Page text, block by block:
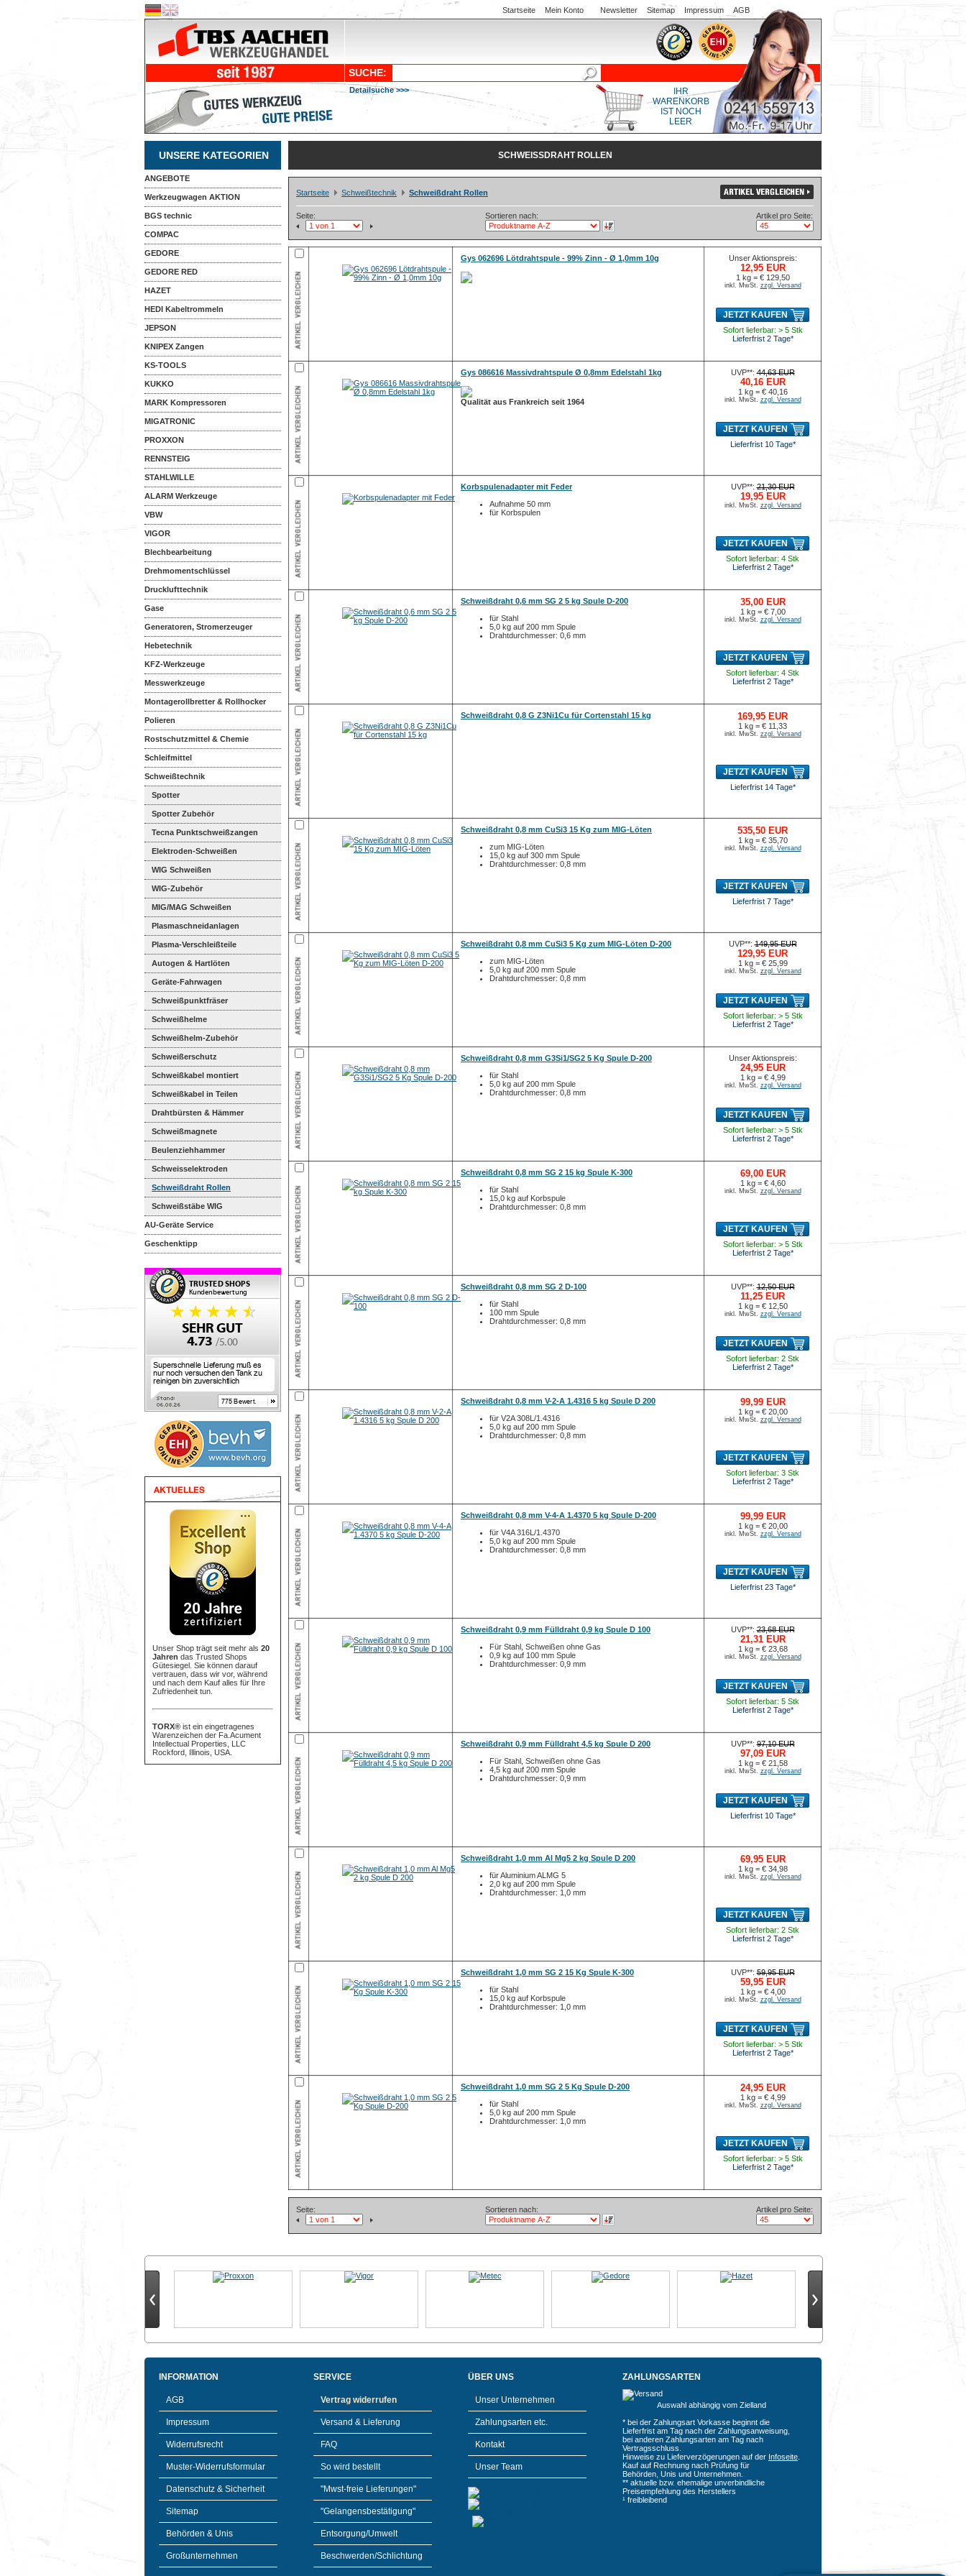
Startseite Mein Konto Newsletter Sitemap Impressum AGB
SUCHE:
Detailsuche >>>
IHR
WARENKORB
IST NOCH
LEER
UNSERE KATEGORIEN
ANGEBOTE
Werkzeugwagen AKTION
BGS technic
COMPAC
GEDORE
GEDORE RED
HAZET
HEDI Kabeltrommeln
JEPSON
KNIPEX Zangen
KS-TOOLS
KUKKO
MARK Kompressoren
MIGATRONIC
PROXXON
RENNSTEIG
STAHLWILLE
ALARM Werkzeuge
VBW
VIGOR
Blechbearbeitung
Drehmomentschlüssel
Drucklufttechnik
Gase
Generatoren, Stromerzeuger
Hebetechnik
KFZ-Werkzeuge
Messwerkzeuge
Montagerollbretter & Rollhocker
Polieren
Rostschutzmittel & Chemie
Schleifmittel
Schweißtechnik
Spotter
Spotter Zubehör
Tecna Punktschweißzangen
Elektroden-Schweißen
WIG Schweißen
WIG-Zubehör
MIG/MAG Schweißen
Plasmaschneidanlagen
Plasma-Verschleißteile
Autogen & Hartlöten
Geräte-Fahrwagen
Schweißpunktfräser
Schweißhelme
Schweißhelm-Zubehör
Schweißerschutz
Schweißkabel montiert
Schweißkabel in Teilen
Drahtbürsten & Hämmer
Schweißmagnete
Beulenziehhammer
Schweisselektroden
Schweißdraht Rollen
Schweißstäbe WIG
AU-Geräte Service
Geschenktipp
Unser Shop trägt seit mehr als 20
Jahren das Trusted Shops
Gütesiegel. Sie können darauf
vertrauen, dass wir vor, während
und nach dem Kauf alles für Ihre
Zufriedenheit tun.
TORX® ist ein eingetragenes
Warenzeichen der Fa.Acument
Intellectual Properties, LLC
Rockford, Illinois, USA.
SCHWEISSDRAHT ROLLEN
Startseite Schweißtechnik Schweißdraht Rollen
Seite: Sortieren nach: Artikel pro Seite:
Gys 062696 Lötdrahtspule - 99% Zinn - Ø 1,0mm 10g Unser Aktionspreis:
12,95 EUR
1 kg = € 129,50
inkl. MwSt. zzgl. Versand
JETZT KAUFEN
Sofort lieferbar: > 5 Stk
Lieferfrist 2 Tage*
Gys 086616 Massivdrahtspule Ø 0,8mm Edelstahl 1kg
Qualität aus Frankreich seit 1964
UVP**:44,63 EUR
40,16 EUR
1 kg = € 40,16
inkl. MwSt. zzgl. Versand
JETZT KAUFEN
Lieferfrist 10 Tage*
Korbspulenadapter mit Feder
Aufnahme 50 mm
für Korbspulen
UVP**:21,30 EUR
19,95 EUR
inkl. MwSt. zzgl. Versand
JETZT KAUFEN
Sofort lieferbar: 4 Stk
Lieferfrist 2 Tage*
Schweißdraht 0,6 mm SG 2 5 kg Spule D-200
für Stahl
5,0 kg auf 200 mm Spule
Drahtdurchmesser: 0,6 mm
35,00 EUR
1 kg = € 7,00
inkl. MwSt. zzgl. Versand
JETZT KAUFEN
Sofort lieferbar: 4 Stk
Lieferfrist 2 Tage*
Schweißdraht 0,8 G Z3Ni1Cu für Cortenstahl 15 kg 169,95 EUR
1 kg = € 11,33
inkl. MwSt. zzgl. Versand
JETZT KAUFEN
Lieferfrist 14 Tage*
Schweißdraht 0,8 mm CuSi3 15 Kg zum MIG-Löten
zum MIG-Löten
15,0 kg auf 300 mm Spule
Drahtdurchmesser: 0,8 mm
535,50 EUR
1 kg = € 35,70
inkl. MwSt. zzgl. Versand
JETZT KAUFEN
Lieferfrist 7 Tage*
Schweißdraht 0,8 mm CuSi3 5 Kg zum MIG-Löten D-200
zum MIG-Löten
5,0 kg auf 200 mm Spule
Drahtdurchmesser: 0,8 mm
UVP**:149,95 EUR
129,95 EUR
1 kg = € 25,99
inkl. MwSt. zzgl. Versand
JETZT KAUFEN
Sofort lieferbar: > 5 Stk
Lieferfrist 2 Tage*
Schweißdraht 0,8 mm G3Si1/SG2 5 Kg Spule D-200
für Stahl
5,0 kg auf 200 mm Spule
Drahtdurchmesser: 0,8 mm
Unser Aktionspreis:
24,95 EUR
1 kg = € 4,99
inkl. MwSt. zzgl. Versand
JETZT KAUFEN
Sofort lieferbar: > 5 Stk
Lieferfrist 2 Tage*
Schweißdraht 0,8 mm SG 2 15 kg Spule K-300
für Stahl
15,0 kg auf Korbspule
Drahtdurchmesser: 0,8 mm
69,00 EUR
1 kg = € 4,60
inkl. MwSt. zzgl. Versand
JETZT KAUFEN
Sofort lieferbar: > 5 Stk
Lieferfrist 2 Tage*
Schweißdraht 0,8 mm SG 2 D-100
für Stahl
100 mm Spule
Drahtdurchmesser: 0,8 mm
UVP**:12,50 EUR
11,25 EUR
1 kg = € 12,50
inkl. MwSt. zzgl. Versand
JETZT KAUFEN
Sofort lieferbar: 2 Stk
Lieferfrist 2 Tage*
Schweißdraht 0,8 mm V-2-A 1.4316 5 kg Spule D 200
für V2A 308L/1.4316
5,0 kg auf 200 mm Spule
Drahtdurchmesser: 0,8 mm
99,99 EUR
1 kg = € 20,00
inkl. MwSt. zzgl. Versand
JETZT KAUFEN
Sofort lieferbar: 3 Stk
Lieferfrist 2 Tage*
Schweißdraht 0,8 mm V-4-A 1.4370 5 kg Spule D-200
für V4A 316L/1.4370
5,0 kg auf 200 mm Spule
Drahtdurchmesser: 0,8 mm
99,99 EUR
1 kg = € 20,00
inkl. MwSt. zzgl. Versand
JETZT KAUFEN
Lieferfrist 23 Tage*
Schweißdraht 0,9 mm Fülldraht 0,9 kg Spule D 100
Für Stahl, Schweißen ohne Gas
0,9 kg auf 100 mm Spule
Drahtdurchmesser: 0,9 mm
UVP**:23,68 EUR
21,31 EUR
1 kg = € 23,68
inkl. MwSt. zzgl. Versand
JETZT KAUFEN
Sofort lieferbar: 5 Stk
Lieferfrist 2 Tage*
Schweißdraht 0,9 mm Fülldraht 4,5 kg Spule D 200
Für Stahl, Schweißen ohne Gas
4,5 kg auf 200 mm Spule
Drahtdurchmesser: 0,9 mm
UVP**:97,10 EUR
97,09 EUR
1 kg = € 21,58
inkl. MwSt. zzgl. Versand
JETZT KAUFEN
Lieferfrist 10 Tage*
Schweißdraht 1,0 mm Al Mg5 2 kg Spule D 200
für Aluminium ALMG 5
2,0 kg auf 200 mm Spule
Drahtdurchmesser: 1,0 mm
69,95 EUR
1 kg = € 34,98
inkl. MwSt. zzgl. Versand
JETZT KAUFEN
Sofort lieferbar: 2 Stk
Lieferfrist 2 Tage*
Schweißdraht 1,0 mm SG 2 15 Kg Spule K-300
für Stahl
15,0 kg auf Korbspule
Drahtdurchmesser: 1,0 mm
UVP**:59,95 EUR
59,95 EUR
1 kg = € 4,00
inkl. MwSt. zzgl. Versand
JETZT KAUFEN
Sofort lieferbar: > 5 Stk
Lieferfrist 2 Tage*
Schweißdraht 1,0 mm SG 2 5 Kg Spule D-200
für Stahl
5,0 kg auf 200 mm Spule
Drahtdurchmesser: 1,0 mm
24,95 EUR
1 kg = € 4,99
inkl. MwSt. zzgl. Versand
JETZT KAUFEN
Sofort lieferbar: > 5 Stk
Lieferfrist 2 Tage*
Seite: Sortieren nach: Artikel pro Seite:
INFORMATION
AGB
Impressum
Widerrufsrecht
Muster-Widerrufsformular
Datenschutz & Sicherheit
Sitemap
Behörden & Unis
Großunternehmen
SERVICE
Vertrag widerrufen
Versand & Lieferung
FAQ
So wird bestellt
"Mwst-freie Lieferungen"
"Gelangensbestätigung"
Entsorgung/Umwelt
Beschwerden/Schlichtung
ÜBER UNS
Unser Unternehmen
Zahlungsarten etc.
Kontakt
Unser Team
ZAHLUNGSARTEN
Auswahl abhängig vom Zielland
* bei der Zahlungsart Vorkasse beginnt die
Lieferfrist am Tag nach der Zahlungsanweisung,
bei anderen Zahlungsarten am Tag nach
Vertragsschluss.
Hinweise zu Lieferverzögerungen auf der Infoseite
Kauf auf Rechnung nach Prüfung für
Behörden, Unis und Unternehmen.
** aktuelle bzw. ehemalige unverbindliche
Preisempfehlung des Herstellers
¹ freibleibend